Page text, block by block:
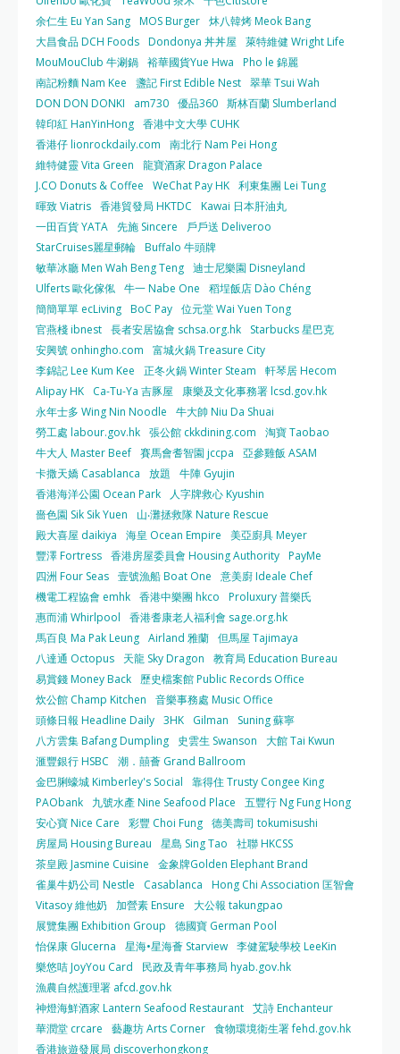
余仁生 Eu Yan Sang MOS Burger 炑八韓烤 Meok Bang
大昌食品 DCH Foods Dondonya 丼丼屋
萊特維健 Wright Life
MouMouClub 牛涮鍋 裕華國貨Yue Hwa
Pho le 錦麗
南記粉麵 Nam Kee
盞記 First Edible Nest 翠華 Tsui Wah
DON DON DONKI
am730 優品360 斯林百蘭 Slumberland
韓印紅 HanYinHong 香港中文大學 CUHK
香港仔 lionrockdaily.com
南北行 Nam Pei Hong
維特健靈 Vita Green
龍寶酒家 Dragon Palace
J.CO Donuts & Coffee
WeChat Pay HK 利東集團 Lei Tung
暉致 Viatris 香港貿發局 HKTDC
Kawai 日本肝油丸
一田百貨 YATA 先施 Sincere
戶戶送 Deliveroo
StarCruises麗星郵輪 Buffalo 牛頭牌
敏華冰廳 Men Wah Beng Teng 迪士尼樂園 Disneyland
Ulferts 歐化傢俬 牛一 Nabe One
稻埕飯店 Dào Chéng
簡簡單單 ecLiving BoC Pay 位元堂 Wai Yuen Tong
官燕棧 ibnest 長者安居協會 schsa.org.hk
Starbucks 星巴克
安興號 onhingho.com
富城火鍋 Treasure City
李錦記 Lee Kum Kee
正冬火鍋 Winter Steam
軒琴居 Hecom
Alipay HK
Ca-Tu-Ya 吉豚屋
康樂及文化事務署 lcsd.gov.hk
永年士多 Wing Nin Noodle
牛大帥 Niu Da Shuai
勞工處 labour.gov.hk 張公館 ckkdining.com
淘寶 Taobao
牛大人 Master Beef 賽馬會耆智園 jccpa
亞參雞飯 ASAM
卡撒天嬌 Casablanca
放題
牛陣 Gyujin
香港海洋公園 Ocean Park
人字牌救心 Kyushin
嗇色園 Sik Sik Yuen
山‧灘拯救隊 Nature Rescue
殿大喜屋 daikiya
海皇 Ocean Empire
美亞廚具 Meyer
豐澤 Fortress 香港房屋委員會 Housing Authority PayMe
四洲 Four Seas 壹號漁船 Boat One
意美廚 Ideale Chef
機電工程協會 emhk 香港中樂團 hkco
Proluxury 普樂氏
惠而浦 Whirlpool
香港耆康老人福利會 sage.org.hk
馬百良 Ma Pak Leung Airland 雅蘭 但馬屋 Tajimaya
八達通 Octopus
天龍 Sky Dragon
教育局 Education Bureau
易賞錢 Money Back
歷史檔案館 Public Records Office
炊公館 Champ Kitchen
音樂事務處 Music Office
頭條日報 Headline Daily 3HK Gilman
Suning 蘇寧
八方雲集 Bafang Dumpling
史雲生 Swanson
大館 Tai Kwun
滙豐銀行 HSBC
潮．囍薈 Grand Ballroom
金巴脷蠔城 Kimberley's Social
靠得住 Trusty Congee King
PAObank
九號水產 Nine Seafood Place
五豐行 Ng Fung Hong
安心寶 Nice Care
彩豐 Choi Fung 德美壽司 tokumisushi
房屋局 Housing Bureau
星島 Sing Tao
社聯 HKCSS
茶皇殿 Jasmine Cuisine
金象牌Golden Elephant Brand
雀巢牛奶公司 Nestle
Casablanca
Hong Chi Association 匡智會
Vitasoy 維他奶
加營素 Ensure
大公報 takungpao
展覽集團 Exhibition Group
德國寶 German Pool
怡保康 Glucerna
星海•星海薈 Starview 李健駕駛學校 LeeKin
樂悠咭 JoyYou Card
民政及青年事務局 hyab.gov.hk
漁農自然護理署 afcd.gov.hk
神燈海鮮酒家 Lantern Seafood Restaurant 艾詩 Enchanteur
華潤堂 crcare
藝趣坊 Arts Corner 食物環境衛生署 fehd.gov.hk
香港旅遊發展局 discoverhongkong